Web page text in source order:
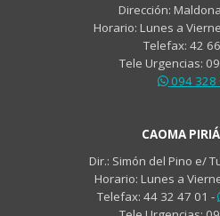
Dirección:
Horario: Lunes a
Telefax: 42
Tele Urgencias:
094 328
CAOMA
Dir.: Simón del Pino e/
Horario: Lunes a
Telefax: 44 32 47 01 -